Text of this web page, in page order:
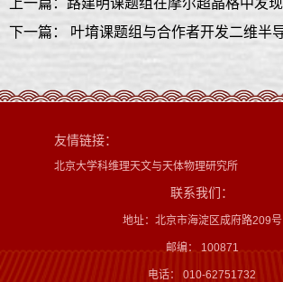
友情链接：
北京大学科维理天文与天体物理研究所
联系我们：
地址：北京市海淀区成府路209号
邮编： 100871
电话： 010-62751732